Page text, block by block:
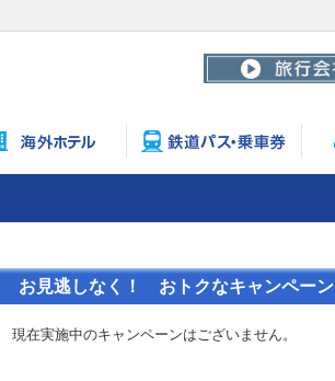
お見逃しなく！ おトクなキャンペーン
現在実施中のキャンペーンはございません。